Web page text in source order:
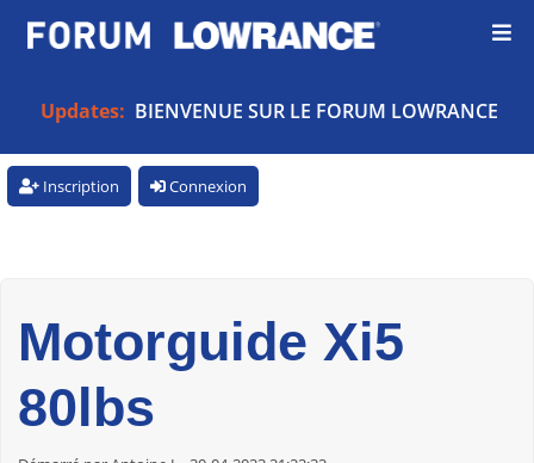
Updates: BIENVENUE SUR LE FORUM LOWRANCE
Inscription Connexion
Motorguide Xi5
80lbs